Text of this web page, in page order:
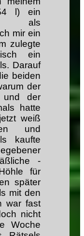
l) ein
als
mir ein
zulegte
ein
Darauf
beiden
der
und der
hatte
weiß
und
kaufte
-
für
später
mit den
war fast
nicht
Woche